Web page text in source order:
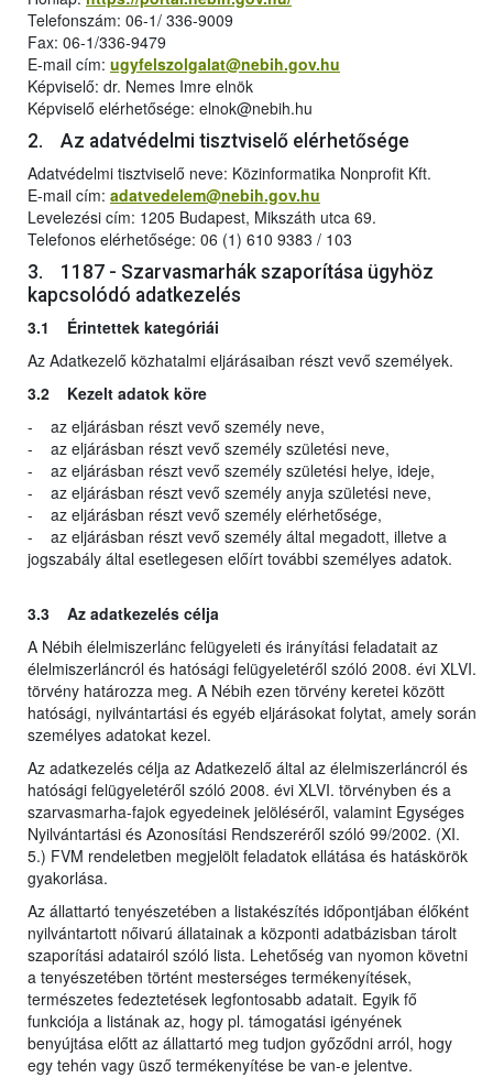
Telefonszám: 06-1/ 336-9009
Fax: 06-1/336-9479
E-mail cím: ugyfelszolgalat@nebih.gov.hu
Képviselő: dr. Nemes Imre elnök
Képviselő elérhetősége: elnok@nebih.hu
2. Az adatvédelmi tisztviselő elérhetősége
Adatvédelmi tisztviselő neve: Közinformatika Nonprofit Kft.
E-mail cím: adatvedelem@nebih.gov.hu
Levelezési cím: 1205 Budapest, Mikszáth utca 69.
Telefonos elérhetősége: 06 (1) 610 9383 / 103
3. 1187 - Szarvasmarhák szaporítása ügyhöz
kapcsolódó adatkezelés
3.1 Érintettek kategóriái
Az Adatkezelő közhatalmi eljárásaiban részt vevő személyek.
3.2 Kezelt adatok köre
- az eljárásban részt vevő személy neve,
- az eljárásban részt vevő személy születési neve,
- az eljárásban részt vevő személy születési helye, ideje,
- az eljárásban részt vevő személy anyja születési neve,
- az eljárásban részt vevő személy elérhetősége,
- az eljárásban részt vevő személy által megadott, illetve a
jogszabály által esetlegesen előírt további személyes adatok.
3.3 Az adatkezelés célja
A Nébih élelmiszerlánc felügyeleti és irányítási feladatait az
élelmiszerláncról és hatósági felügyeletéről szóló 2008. évi XLVI.
törvény határozza meg. A Nébih ezen törvény keretei között
hatósági, nyilvántartási és egyéb eljárásokat folytat, amely során
személyes adatokat kezel.
Az adatkezelés célja az Adatkezelő által az élelmiszerláncról és
hatósági felügyeletéről szóló 2008. évi XLVI. törvényben és a
szarvasmarha-fajok egyedeinek jelöléséről, valamint Egységes
Nyilvántartási és Azonosítási Rendszeréről szóló 99/2002. (XI.
5.) FVM rendeletben megjelölt feladatok ellátása és hatáskörök
gyakorlása.
Az állattartó tenyészetében a listakészítés időpontjában élőként
nyilvántartott nőivarú állatainak a központi adatbázisban tárolt
szaporítási adatairól szóló lista. Lehetőség van nyomon követni
a tenyészetében történt mesterséges termékenyítések,
természetes fedeztetések legfontosabb adatait. Egyik fő
funkciója a listának az, hogy pl. támogatási igényének
benyújtása előtt az állattartó meg tudjon győződni arról, hogy
egy tehén vagy üsző termékenyítése be van-e jelentve.